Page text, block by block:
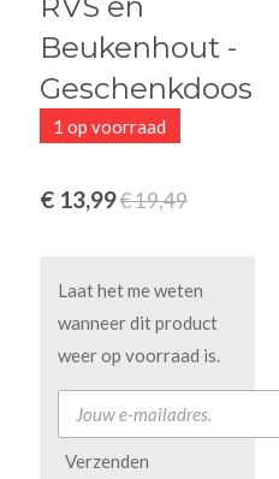
Beukenhout -
Geschenkdoos
1 op voorraad
€ 13,99€ 19,49
Laat het me weten
wanneer dit product
weer op voorraad is.
Verzenden